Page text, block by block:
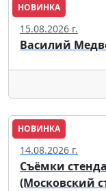
НОВИНКА
Москва
15.08.2026 г.
Василий
НОВИНКА
Москва
14.08.2026 г.
Съёмки
(Московский